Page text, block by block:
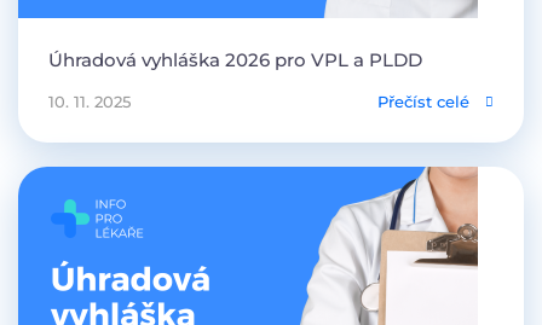
Úhradová vyhláška 2026 pro VPL a PLDD
10. 11. 2025 Přečíst celé